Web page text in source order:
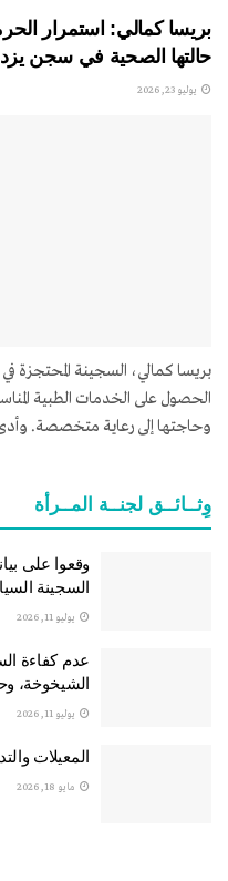
بريسا كمالي: استمرار
حالتها الصحية في سجن يزد
يوليو 23, 2026
بريسا كمالي، السجينة
الحصول على الخدمات الطبية
وحاجتها إلى رعاية متخصصة. وأدى
وِثــائــق لجنــة المــرأة
وقعوا على
السجينة
يوليو 11, 2026
عدم كفاءة
الشيخوخة،
يوليو 11, 2026
المعيلات
مايو 18, 2026